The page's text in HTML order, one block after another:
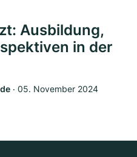
Ausbildung,
in der
‧ 05. November 2024